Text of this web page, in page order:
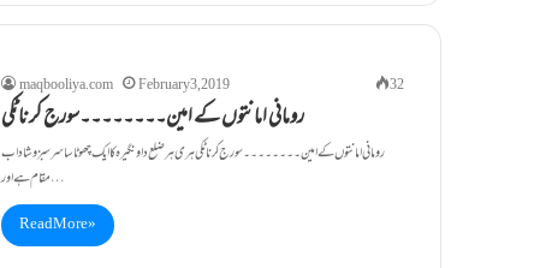
maqbooliya.com February 3, 2019 32
رومانی امانتوں کے امین۔۔۔۔۔۔۔۔سورج کرناٹکی
رومانی امانتوں کے امین۔۔۔۔۔۔۔۔سورج کرناٹکی ہری ہر ضلع داونگیرہ کا ایک چھوٹا سا سر سبز و شاداب
مقام ہے اور…
Read More »